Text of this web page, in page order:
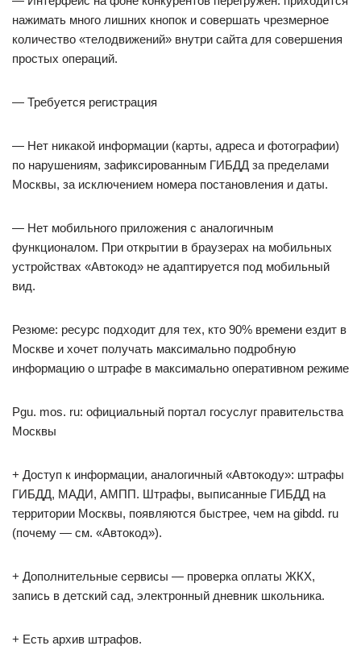
нажимать много лишних кнопок и совершать чрезмерное
количество «телодвижений» внутри сайта для совершения
простых операций.
— Требуется регистрация
— Нет никакой информации (карты, адреса и фотографии)
по нарушениям, зафиксированным ГИБДД за пределами
Москвы, за исключением номера постановления и даты.
— Нет мобильного приложения с аналогичным
функционалом. При открытии в браузерах на мобильных
устройствах «Автокод» не адаптируется под мобильный
вид.
Резюме: ресурс подходит для тех, кто 90% времени ездит в
Москве и хочет получать максимально подробную
информацию о штрафе в максимально оперативном режиме
Pgu. mos. ru: официальный портал госуслуг правительства
Москвы
+ Доступ к информации, аналогичный «Автокоду»: штрафы
ГИБДД, МАДИ, АМПП. Штрафы, выписанные ГИБДД на
территории Москвы, появляются быстрее, чем на gibdd. ru
(почему — см. «Автокод»).
+ Дополнительные сервисы — проверка оплаты ЖКХ,
запись в детский сад, электронный дневник школьника.
+ Есть архив штрафов.